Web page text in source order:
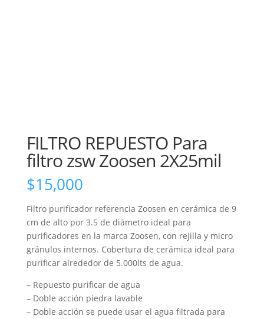
FILTRO REPUESTO Para
filtro zsw Zoosen 2X25mil
$15,000
Filtro purificador referencia Zoosen en cerámica de 9
cm de alto por 3.5 de diámetro ideal para
purificadores en la marca Zoosen, con rejilla y micro
gránulos internos. Cobertura de cerámica ideal para
purificar alrededor de 5.000lts de agua.
– Repuesto purificar de agua
– Doble acción piedra lavable
– Doble acción se puede usar el agua filtrada para